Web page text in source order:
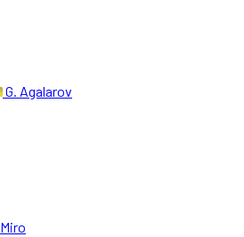
G. Agalarov
Miro